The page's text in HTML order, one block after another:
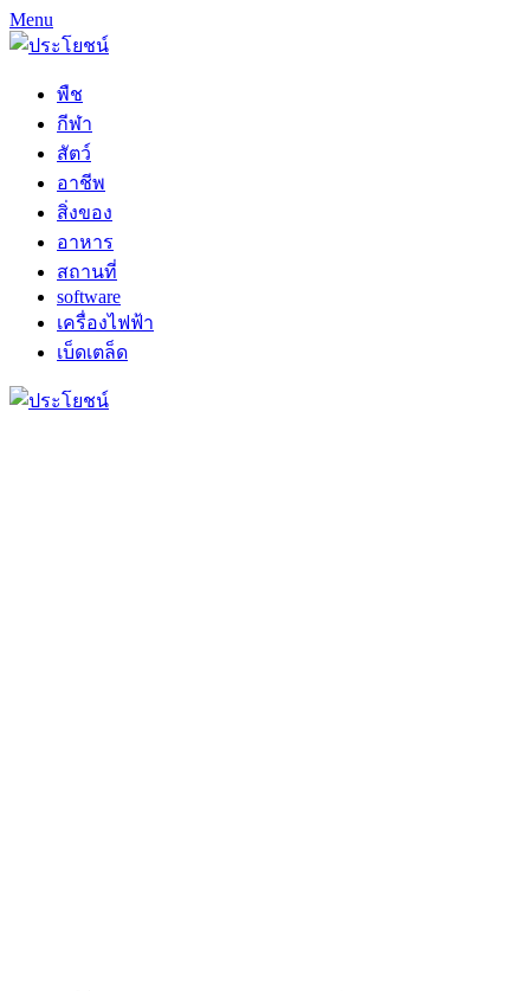
Menu
พืช
กีฬา
สัตว์
อาชีพ
สิ่งของ
อาหาร
สถานที่
software
เครื่องไฟฟ้า
เบ็ดเตล็ด